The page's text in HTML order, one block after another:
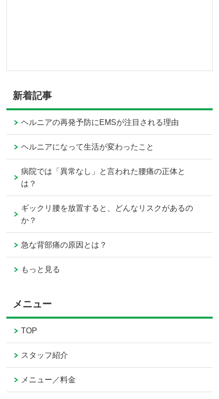
新着記事
ヘルニアの再発予防にEMSが注目される理由
ヘルニアになって生活が変わったこと
病院では「異常なし」と言われた腰痛の正体と
は？
ギックリ腰を放置すると、どんなリスクがあるの
か？
急な背部痛の原因とは？
もっと見る
メニュー
TOP
スタッフ紹介
メニュー／料金